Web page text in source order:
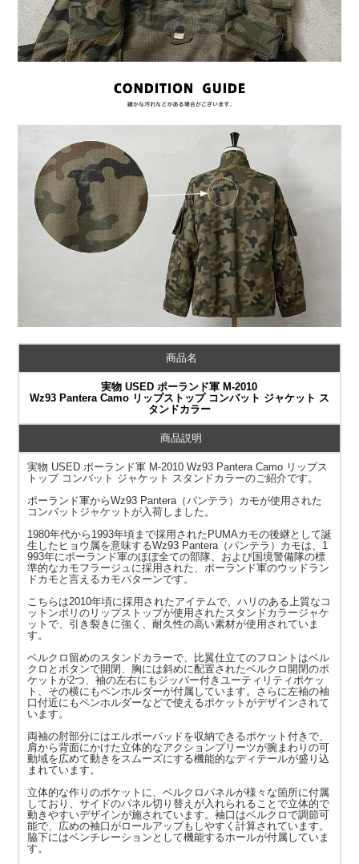
商品名
実物 USED ポーランド軍 M-2010
Wz93 Pantera Camo リップストップ コンバット ジャケット ス
タンドカラー
商品説明
実物 USED ポーランド軍 M-2010 Wz93 Pantera Camo リップス
トップ コンバット ジャケット スタンドカラーのご紹介です。
ポーランド軍からWz93 Pantera（パンテラ）カモが使用された
コンバットジャケットが入荷しました。
1980年代から1993年頃まで採用されたPUMAカモの後継として誕
生したヒョウ属を意味するWz93 Pantera（パンテラ）カモは、1
993年にポーランド軍のほぼ全ての部隊、および国境警備隊の標
準的なカモフラージュに採用された、ポーランド軍のウッドラン
ドカモと言えるカモパターンです。
こちらは2010年頃に採用されたアイテムで、ハリのある上質なコ
ットンポリのリップストップが使用されたスタンドカラージャケ
ットで、引き裂きに強く、耐久性の高い素材が使用されていま
す。
ベルクロ留めのスタンドカラーで、比翼仕立てのフロントはベル
クロとボタンで開閉、胸には斜めに配置されたベルクロ開閉のポ
ケットが2つ、袖の左右にもジッパー付きユーティリティポケッ
ト、その横にもペンホルダーが付属しています。さらに左袖の袖
口付近にもペンホルダーなどで使えるポケットがデザインされて
います。
両袖の肘部分にはエルボーパッドを収納できるポケット付きで、
肩から背面にかけた立体的なアクションプリーツが腕まわりの可
動域を広めて動きをスムーズにする機能的なディテールが盛り込
まれています。
立体的な作りのポケットに、ベルクロパネルが様々な箇所に付属
しており、サイドのパネル切り替えが入れられることで立体的で
動きやすいデザインが施されています。袖口はベルクロで調節可
能で、広めの袖口がロールアップもしやすく計算されています。
脇下にはベンチレーションとして機能するホールが付属していま
す。